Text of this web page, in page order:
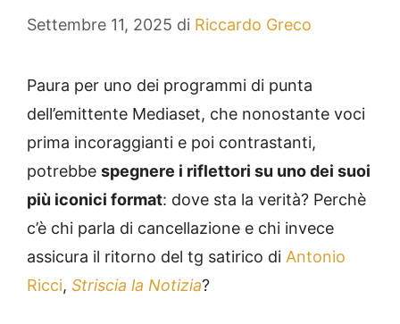
Settembre 11, 2025 di Riccardo Greco
Paura per uno dei programmi di punta
dell’emittente Mediaset, che nonostante voci
prima incoraggianti e poi contrastanti,
potrebbe spegnere i riflettori su uno dei suoi
più iconici format: dove sta la verità? Perchè
c’è chi parla di cancellazione e chi invece
assicura il ritorno del tg satirico di Antonio
Ricci, Striscia la Notizia?